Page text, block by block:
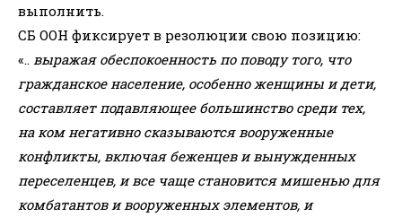
выполнить.
СБ ООН фиксирует в резолюции свою позицию:
«.. выражая обеспокоенность по поводу того, что
гражданское население, особенно женщины и дети,
составляет подавляющее большинство среди тех,
на ком негативно сказываются вооруженные
конфликты, включая беженцев и вынужденных
переселенцев, и все чаще становится мишенью для
комбатантов и вооруженных элементов, и